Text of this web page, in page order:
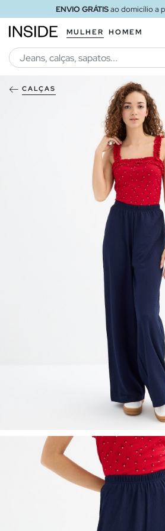
ENVIO GRÁTISao domicílio a
MULHER HOMEM
CALÇAS